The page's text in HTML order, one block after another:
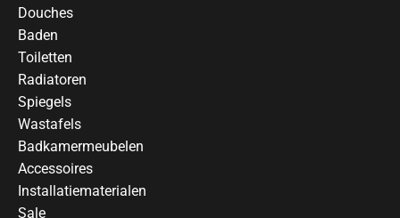
Douches
Baden
Toiletten
Radiatoren
Spiegels
Wastafels
Badkamermeubelen
Accessoires
Installatiematerialen
Sale